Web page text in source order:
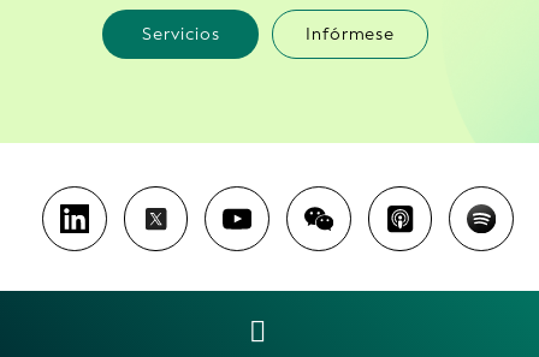
Servicios Infórmese